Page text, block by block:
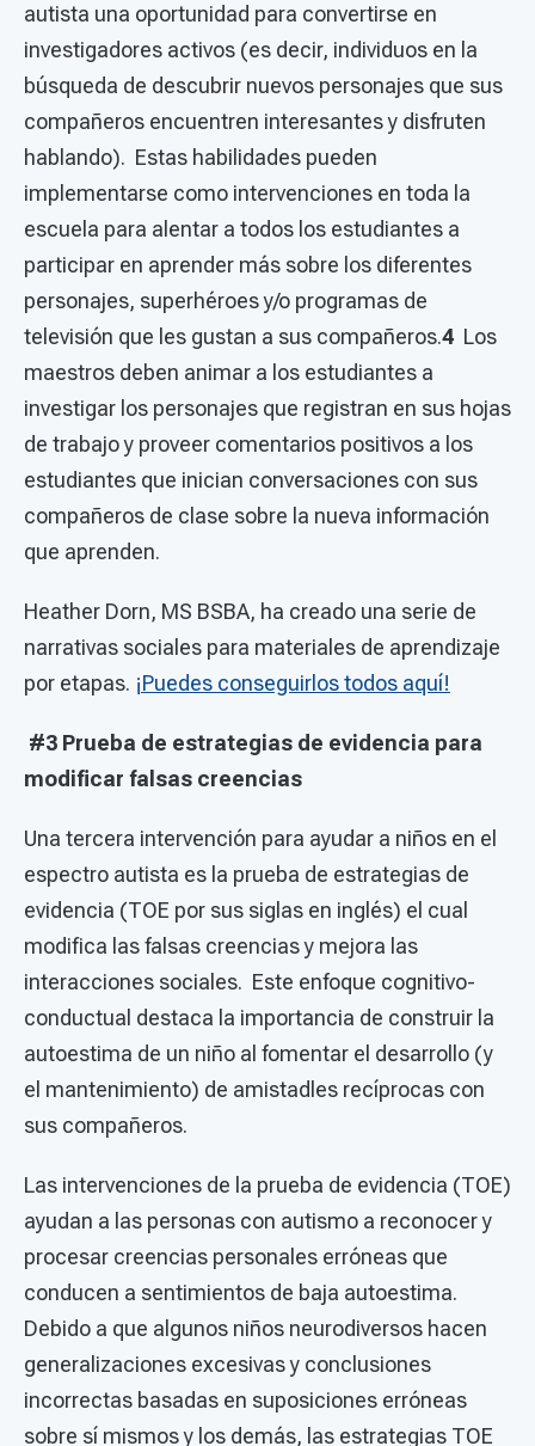
autista una oportunidad para convertirse en
investigadores activos (es decir, individuos en la
búsqueda de descubrir nuevos personajes que sus
compañeros encuentren interesantes y disfruten
hablando). Estas habilidades pueden
implementarse como intervenciones en toda la
escuela para alentar a todos los estudiantes a
participar en aprender más sobre los diferentes
personajes, superhéroes y/o programas de
televisión que les gustan a sus compañeros.4 Los
maestros deben animar a los estudiantes a
investigar los personajes que registran en sus hojas
de trabajo y proveer comentarios positivos a los
estudiantes que inician conversaciones con sus
compañeros de clase sobre la nueva información
que aprenden.
Heather Dorn, MS BSBA, ha creado una serie de
narrativas sociales para materiales de aprendizaje
por etapas. ¡Puedes conseguirlos todos aquí!
#3 Prueba de estrategias de evidencia para
modificar falsas creencias
Una tercera intervención para ayudar a niños en el
espectro autista es la prueba de estrategias de
evidencia (TOE por sus siglas en inglés) el cual
modifica las falsas creencias y mejora las
interacciones sociales. Este enfoque cognitivo-
conductual destaca la importancia de construir la
autoestima de un niño al fomentar el desarrollo (y
el mantenimiento) de amistadles recíprocas con
sus compañeros.
Las intervenciones de la prueba de evidencia (TOE)
ayudan a las personas con autismo a reconocer y
procesar creencias personales erróneas que
conducen a sentimientos de baja autoestima.
Debido a que algunos niños neurodiversos hacen
generalizaciones excesivas y conclusiones
incorrectas basadas en suposiciones erróneas
sobre sí mismos y los demás, las estrategias TOE